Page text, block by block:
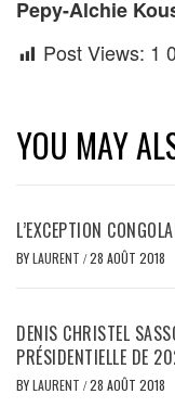
Pepy-Alchie
Post Views: 1
YOU MAY
L’EXCEPTION
BYLAURENT /28 AOÛT 2018
DENIS CHRISTEL
PRÉSIDENTIELLE DE
BYLAURENT /28 AOÛT 2018